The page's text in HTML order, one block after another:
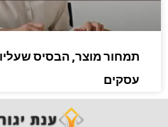
תמחור מוצר, הבסיס שעליו
עסקים